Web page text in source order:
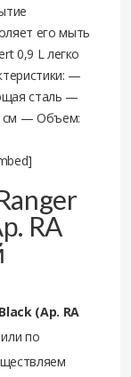
его мыть
0,9 L легко
—
сталь —
см — Объем:
RA
(Ар. RA
по